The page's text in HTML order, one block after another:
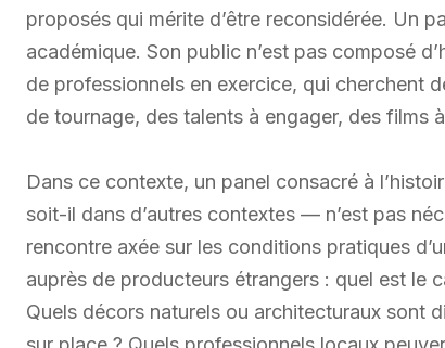
proposés qui mérite d’être reconsidérée. Un
académique. Son public n’est pas composé
de professionnels en exercice, qui cherchent
de tournage, des talents à engager, des films
Dans ce contexte, un panel consacré à
soit-il dans d’autres contextes — n’est pas
rencontre axée sur les conditions pratiques
auprès de producteurs étrangers : quel est le
Quels décors naturels ou architecturaux sont